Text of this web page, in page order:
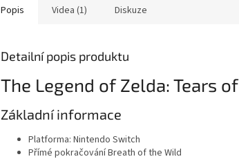
Popis Videa (1) Diskuze
Detailní popis produktu
The Legend of Zelda: Tears
Základní informace
Platforma: Nintendo Switch
Přímé pokračování Breath of the Wild